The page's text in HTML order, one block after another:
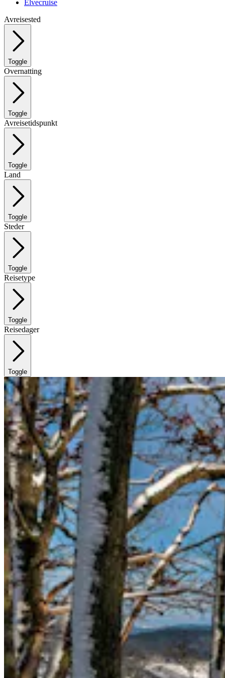
Elvecruise
Avreisested
Toggle
Overnatting
Toggle
Avreisetidspunkt
Toggle
Land
Toggle
Steder
Toggle
Reisetype
Toggle
Reisedager
Toggle